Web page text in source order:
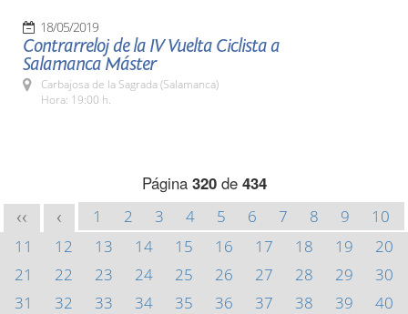
18/05/2019
Contrarreloj de la IV Vuelta Ciclista a
Salamanca Máster
Carbajosa de la Sagrada (Salamanca)
Hora: 19:00 h.
Página 320de 434
<< < 1 2 3 4 5 6 7 8 9
10
11
12 13 14 15 16 17 18 19
20
21
22 23 24 25 26 27 28 29
30
31
32 33 34 35 36 37 38 39
40